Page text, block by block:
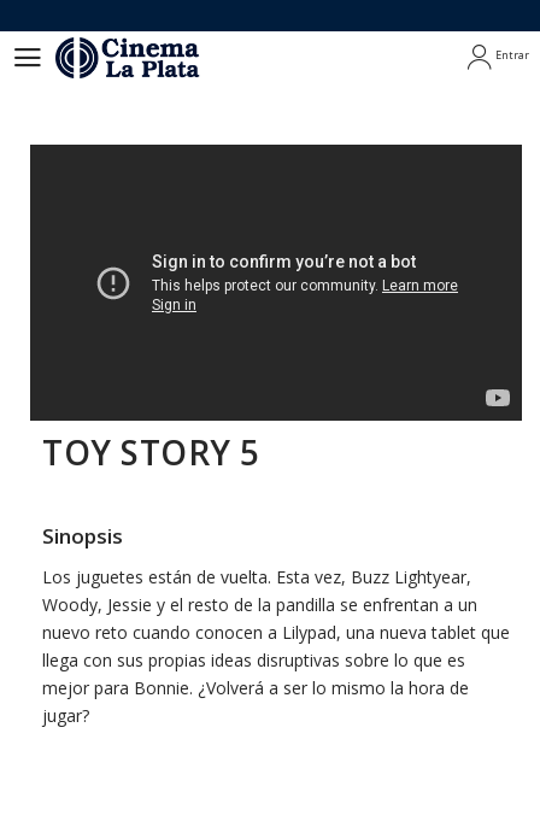
Entrar
TOY STORY 5
Sinopsis
Los juguetes están de vuelta. Esta vez, Buzz Lightyear,
Woody, Jessie y el resto de la pandilla se enfrentan a un
nuevo reto cuando conocen a Lilypad, una nueva tablet que
llega con sus propias ideas disruptivas sobre lo que es
mejor para Bonnie. ¿Volverá a ser lo mismo la hora de
jugar?